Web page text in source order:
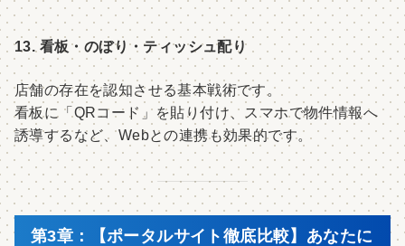
13. 看板・のぼり・ティッシュ配り
店舗の存在を認知させる基本戦術です。
看板に「QRコード」を貼り付け、スマホで物件情報へ
誘導するなど、Webとの連携も効果的です。
第3章：【ポータルサイト徹底比較】あなたに